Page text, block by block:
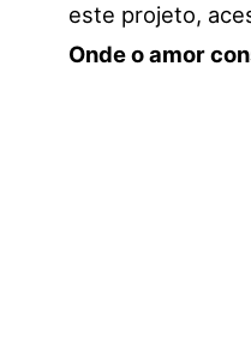
este projeto,
Onde o amor